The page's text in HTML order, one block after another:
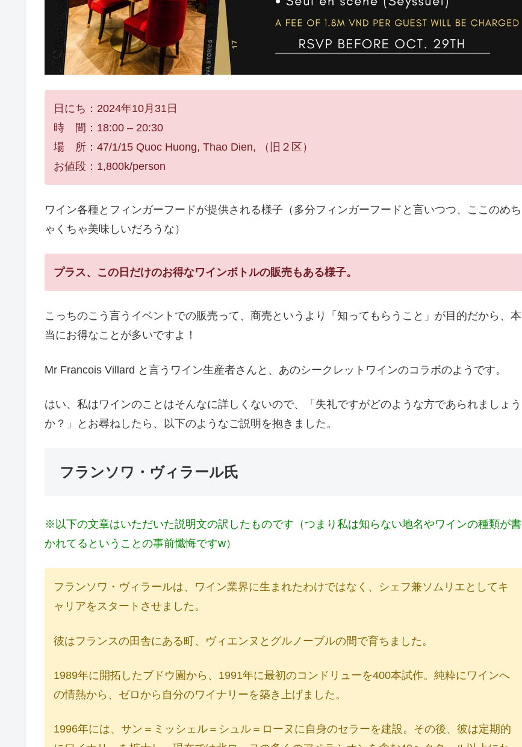
日にち：2024年10月31日
時 間：18:00 – 20:30
場 所：47/1/15 Quoc Huong, Thao Dien, （旧２区）
お値段：1,800k/person
ワイン各種とフィンガーフードが提供される様子（多分フィンガーフードと言いつつ、ここのめち
ゃくちゃ美味しいだろうな）
プラス、この日だけのお得なワインボトルの販売もある様子。
こっちのこう言うイベントでの販売って、商売というより「知ってもらうこと」が目的だから、本
当にお得なことが多いですよ！
Mr Francois Villard と言うワイン生産者さんと、あのシークレットワインのコラボのようです。
はい、私はワインのことはそんなに詳しくないので、「失礼ですがどのような方であられましょう
か？」とお尋ねしたら、以下のようなご説明を抱きました。
フランソワ・ヴィラール氏
※以下の文章はいただいた説明文の訳したものです（つまり私は知らない地名やワインの種類が書
かれてるということの事前懺悔ですw）
フランソワ・ヴィラールは、ワイン業界に生まれたわけではなく、シェフ兼ソムリエとしてキ
ャリアをスタートさせました。
彼はフランスの田舎にある町、ヴィエンヌとグルノーブルの間で育ちました。
1989年に開拓したブドウ園から、1991年に最初のコンドリューを400本試作。純粋にワインへ
の情熱から、ゼロから自分のワイナリーを築き上げました。
1996年には、サン＝ミッシェル＝シュル＝ローヌに自身のセラーを建設。その後、彼は定期的